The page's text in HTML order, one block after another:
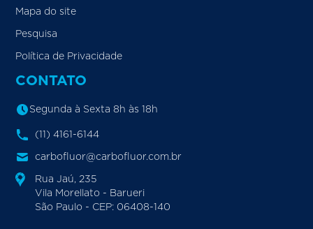
Mapa do site
Pesquisa
Política de Privacidade
CONTATO
Segunda à Sexta 8h às 18h
(11) 4161-6144
carbofluor@carbofluor.com.br
Rua Jaú, 235
Vila Morellato - Barueri
São Paulo - CEP: 06408-140